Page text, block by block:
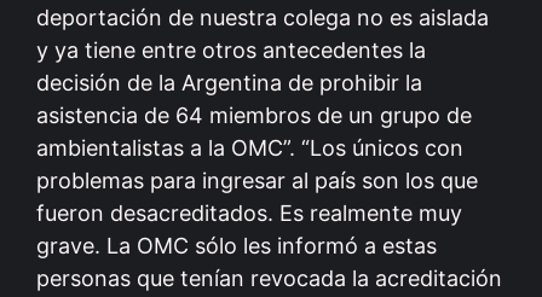
deportación de nuestra colega no es aislada
y ya tiene entre otros antecedentes la
decisión de la Argentina de prohibir la
asistencia de 64 miembros de un grupo de
ambientalistas a la OMC”. “Los únicos con
problemas para ingresar al país son los que
fueron desacreditados. Es realmente muy
grave. La OMC sólo les informó a estas
personas que tenían revocada la acreditación